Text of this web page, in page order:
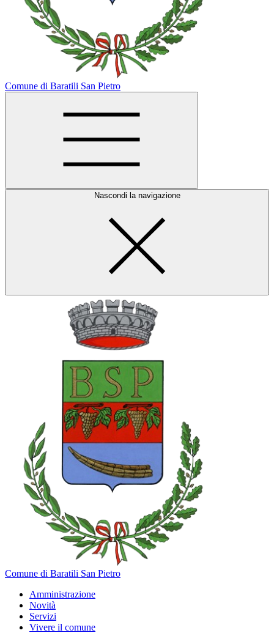
Comune di Baratili San Pietro
Nascondi la navigazione
Comune di Baratili San Pietro
Amministrazione
Novità
Servizi
Vivere il comune